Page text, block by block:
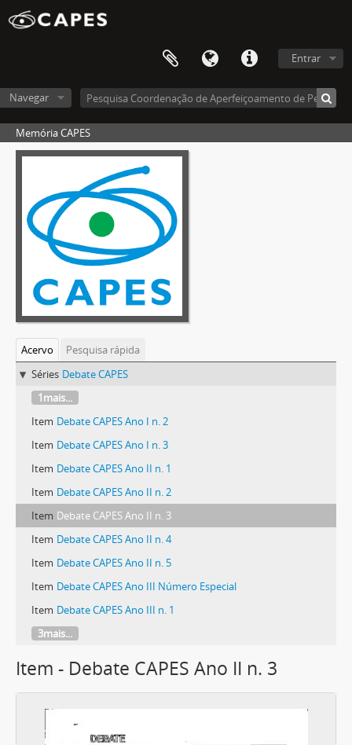
Entrar
Navegar
Memória CAPES
Acervo
Pesquisa rápida
Séries Debate CAPES
1mais...
Item Debate CAPES Ano I n. 2
Item Debate CAPES Ano I n. 3
Item Debate CAPES Ano II n. 1
Item Debate CAPES Ano II n. 2
Item Debate CAPES Ano II n. 3
Item Debate CAPES Ano II n. 4
Item Debate CAPES Ano II n. 5
Item Debate CAPES Ano III Número Especial
Item Debate CAPES Ano III n. 1
3mais...
Item - Debate CAPES Ano II n. 3